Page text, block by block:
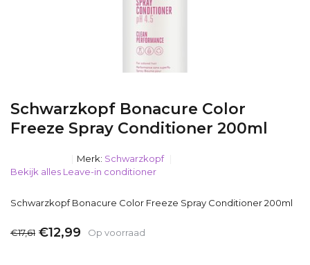
Schwarzkopf Bonacure Color
Freeze Spray Conditioner 200ml
Merk: Schwarzkopf
Bekijk alles Leave-in conditioner
Schwarzkopf Bonacure Color Freeze Spray Conditioner 200ml
€17,61 €12,99 Op voorraad